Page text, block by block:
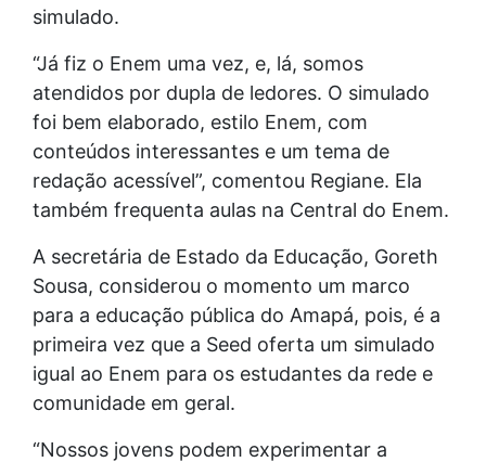
simulado.
“Já fiz o Enem uma vez, e, lá, somos
atendidos por dupla de ledores. O simulado
foi bem elaborado, estilo Enem, com
conteúdos interessantes e um tema de
redação acessível”, comentou Regiane. Ela
também frequenta aulas na Central do Enem.
A secretária de Estado da Educação, Goreth
Sousa, considerou o momento um marco
para a educação pública do Amapá, pois, é a
primeira vez que a Seed oferta um simulado
igual ao Enem para os estudantes da rede e
comunidade em geral.
“Nossos jovens podem experimentar a